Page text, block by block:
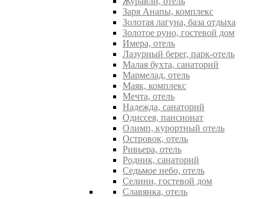
Заря Анапы, комплекс
Золотая лагуна, база отдыха
Золотое руно, гостевой дом
Имера, отель
Лазурный берег, парк-отель
Малая бухта, санаторий
Мармелад, отель
Маяк, комплекс
Мечта, отель
Надежда, санаторий
Одиссея, пансионат
Олимп, курортный отель
Островок, отель
Ривьера, отель
Родник, санаторий
Седьмое небо, отель
Селини, гостевой дом
Славянка, отель